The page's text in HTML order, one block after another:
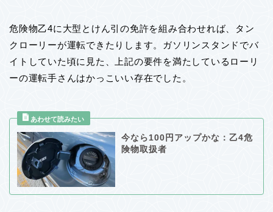
危険物乙4に大型とけん引の免許を組み合わせれば、タン
クローリーが運転できたりします。ガソリンスタンドでバ
イトしていた頃に見た、上記の要件を満たしているローリ
ーの運転手さんはかっこいい存在でした。
今なら100円アップかな：乙4危
険物取扱者